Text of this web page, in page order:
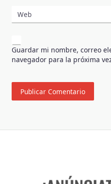
Web
Guardar mi nombre, correo
navegador para la próxima